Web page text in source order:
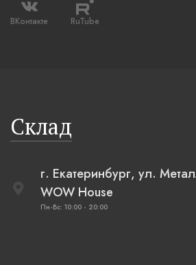
ВКонтакте RuTube
Склад
г. Екатеринбург, ул.
WOW House
Пн-Вс: 10:00 - 20:00